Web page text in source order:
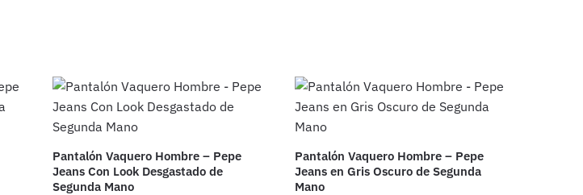
Pantalón Vaquero Hombre – Pepe
Jeans Con Look Desgastado de
Segunda Mano
Pantalón Vaquero Hombre – Pepe
Jeans en Gris Oscuro de Segunda
Mano